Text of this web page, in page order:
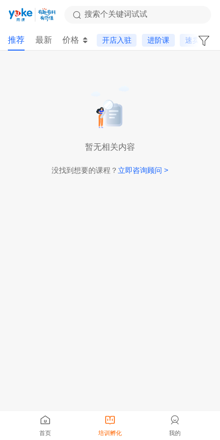
搜索个关键词试试
推荐 最新 价格 开店入驻 进阶课 速卖通
暂无相关内容
没找到想要的课程？ 立即咨询顾问 >
首页 培训孵化 我的